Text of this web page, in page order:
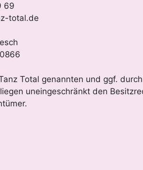
69
total.de
Total genannten und ggf.
uneingeschränkt den